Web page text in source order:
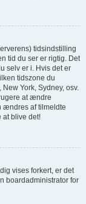
tidsindstilling
tid du ser er rigtig. Det
selv er i. Hvis det er
tidszone du
York, Sydney, osv.
at ændre
ændres af tilmeldte
at blive det!
vises forkert, er det
boardadministrator for